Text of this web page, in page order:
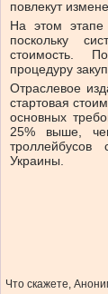
повлекут
На этом этапе
поскольку
стоимость.
процедуру
Отраслевое
стартовая
основных
25% выше,
Украины.
Что скажете,